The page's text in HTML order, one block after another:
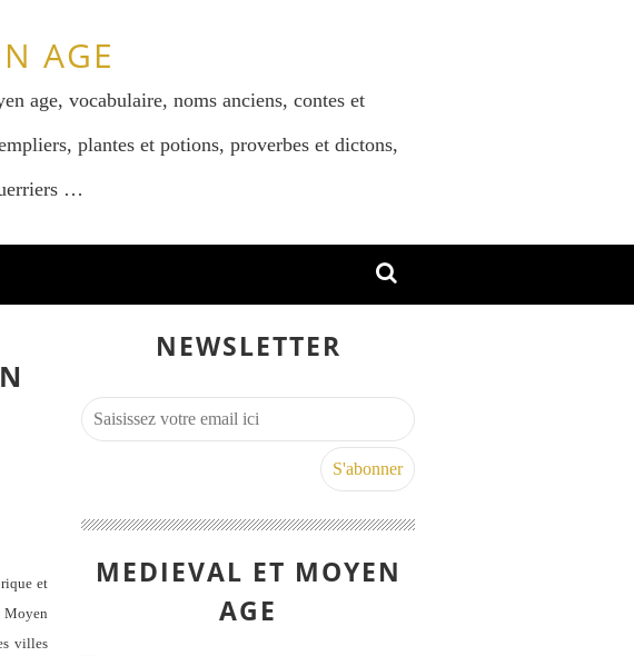
AGE
age, vocabulaire, noms anciens, contes et
plantes et potions, proverbes et dictons,
…
et
Moyen
villes
NEWSLETTER
MEDIEVAL ET MOYEN
AGE